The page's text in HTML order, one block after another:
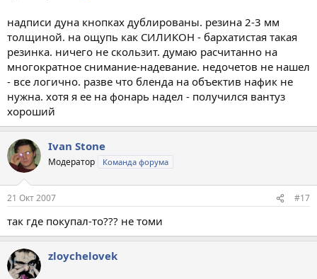
надписи дуна кнопках дублированы. резина 2-3 мм
толщиной. на ощупь как СИЛИКОН - бархатистая такая
резинка. ничего не скользит. думаю расчитанно на
многократное снимание-надевание. недочетов не нашел
- все логично. разве что бленда на объектив нафик не
нужна. хотя я ее на фонарь надел - получился вантуз
хороший
Ivan Stone
Модератор Команда форума
21 Окт 2007 #17
так где покупал-то??? не томи
zloychelovek